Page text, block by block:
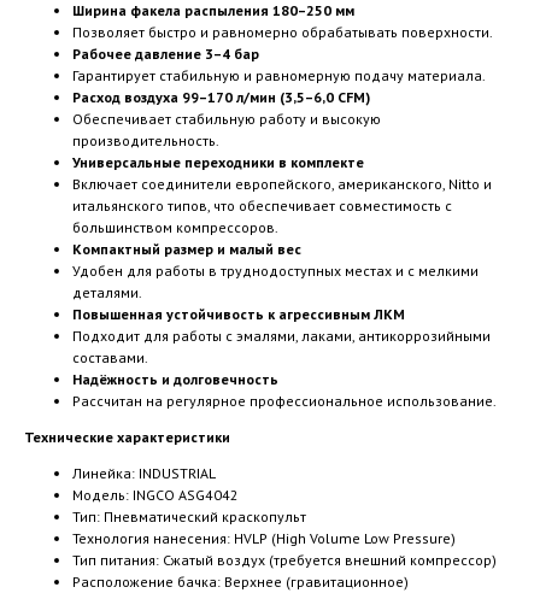
Ширина факела распыления 180–250 мм
Позволяет быстро и равномерно обрабатывать поверхности.
Рабочее давление 3–4 бар
Гарантирует стабильную и равномерную подачу материала.
Расход воздуха 99–170 л/мин (3,5–6,0 CFM)
Обеспечивает стабильную работу и высокую
производительность.
Универсальные переходники в комплекте
Включает соединители европейского, американского, Nitto и
итальянского типов, что обеспечивает совместимость с
большинством компрессоров.
Компактный размер и малый вес
Удобен для работы в труднодоступных местах и с мелкими
деталями.
Повышенная устойчивость к агрессивным ЛКМ
Подходит для работы с эмалями, лаками, антикоррозийными
составами.
Надёжность и долговечность
Рассчитан на регулярное профессиональное использование.
Технические характеристики
Линейка: INDUSTRIAL
Модель: INGCO ASG4042
Тип: Пневматический краскопульт
Технология нанесения: HVLP (High Volume Low Pressure)
Тип питания: Сжатый воздух (требуется внешний компрессор)
Расположение бачка: Верхнее (гравитационное)